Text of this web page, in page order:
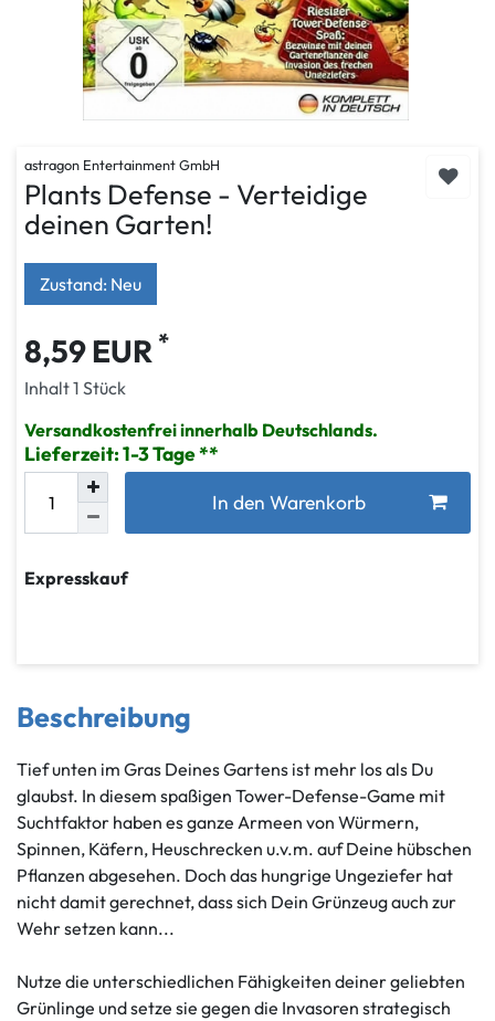
astragon Entertainment GmbH
Plants Defense - Verteidige
deinen Garten!
Zustand: Neu
8,59 EUR *
Inhalt1 Stück
Versandkostenfrei innerhalb Deutschlands.
Lieferzeit: 1-3 Tage
In den Warenkorb
Expresskauf
Beschreibung
Tief unten im Gras Deines Gartens ist mehr los als Du
glaubst. In diesem spaßigen Tower-Defense-Game mit
Suchtfaktor haben es ganze Armeen von Würmern,
Spinnen, Käfern, Heuschrecken u.v.m. auf Deine hübschen
Pflanzen abgesehen. Doch das hungrige Ungeziefer hat
nicht damit gerechnet, dass sich Dein Grünzeug auch zur
Wehr setzen kann...
Nutze die unterschiedlichen Fähigkeiten deiner geliebten
Grünlinge und setze sie gegen die Invasoren strategisch